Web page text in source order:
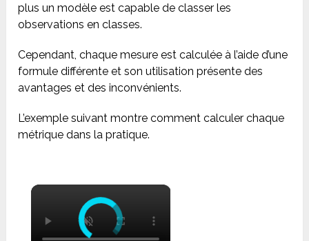
plus un modèle est capable de classer les
observations en classes.
Cependant, chaque mesure est calculée à l’aide d’une
formule différente et son utilisation présente des
avantages et des inconvénients.
L’exemple suivant montre comment calculer chaque
métrique dans la pratique.
×